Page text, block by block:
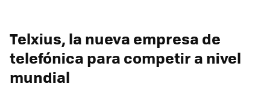
Telxius, la nueva empresa de
telefónica para competir a nivel
mundial